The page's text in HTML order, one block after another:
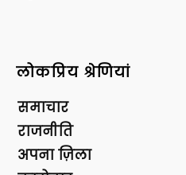
लोकप्रिय श्रेणियां
समाचार
राजनीति
अपना ज़िला